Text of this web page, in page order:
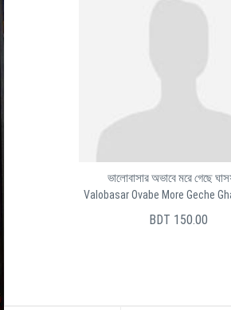
ভালোবাসার অভাবে মরে গেছে
Valobasar Ovabe More Geche
BDT 150.00